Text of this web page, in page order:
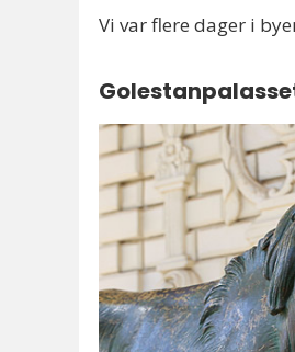
Vi var flere dager i